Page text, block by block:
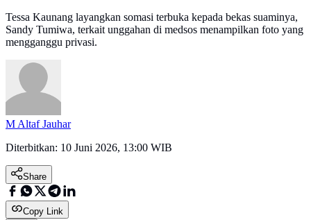
Tessa Kaunang layangkan somasi terbuka kepada bekas suaminya,
Sandy Tumiwa, terkait unggahan di medsos menampilkan foto yang
mengganggu privasi.
M Altaf Jauhar
Diterbitkan: 10 Juni 2026, 13:00 WIB
Share
Copy Link